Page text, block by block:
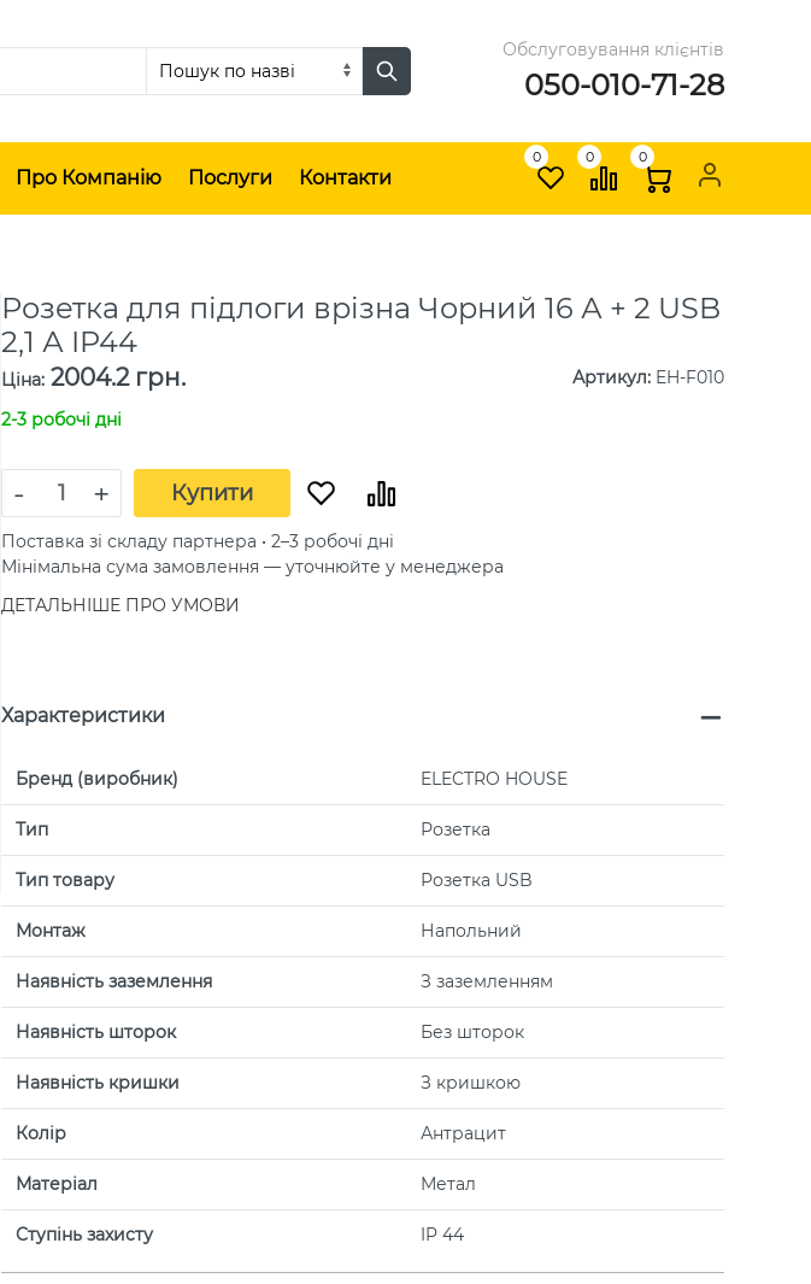
Обслуговування клієнтів
050-010-71-28
Про Компанію Послуги Контакти
0 0 0
Розетка для підлоги врізна Чорний 16 А + 2 USB
2,1 А IP44
Ціна: 2004.2 грн. Артикул: EH-F010
2-3 робочі дні
- + Купити
Поставка зі складу партнера • 2–3 робочі дні
Мінімальна сума замовлення — уточнюйте у менеджера
ДЕТАЛЬНІШЕ ПРО УМОВИ
Характеристики
Бренд (виробник) ELECTRO HOUSE
Тип Розетка
Тип товару Розетка USB
Монтаж Напольний
Наявність заземлення З заземленням
Наявність шторок Без шторок
Наявність кришки З кришкою
Колір Антрацит
Матеріал Метал
Ступінь захисту IP 44